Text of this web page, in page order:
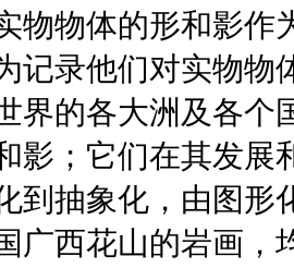
物物体的形和影作
记录他们对实物物
界的各大洲及各个
影；它们在其发展
到抽象化，由图形
广西花山的岩画，